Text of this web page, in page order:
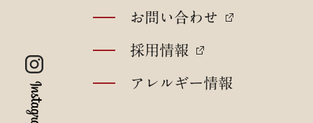
お問い合わせ
採用情報
アレルギー情報